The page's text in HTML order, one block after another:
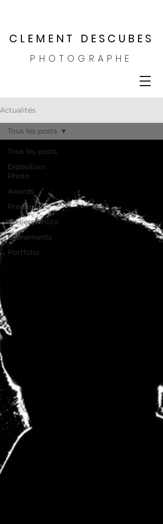
PHOTOGRAPHE
CLEMENT DESCUBES
Actualités
Tous les posts
Exposition
Photo
Awards
Presse
Ateliers Photo
Evénements
Portfolio
Tous les posts